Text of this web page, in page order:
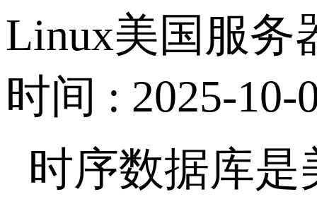
Linux美国服务
时间 : 2025-10-
时序数据库